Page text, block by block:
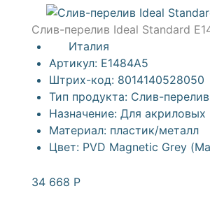
Слив-перелив Ideal Standard
Италия
Артикул: E1484A5
Штрих-код: 8014140528050
Тип продукта: Слив-перелив
Назначение: Для акриловых
Материал: пластик/металл
Цвет: PVD Magnetic Grey
34 668 Р